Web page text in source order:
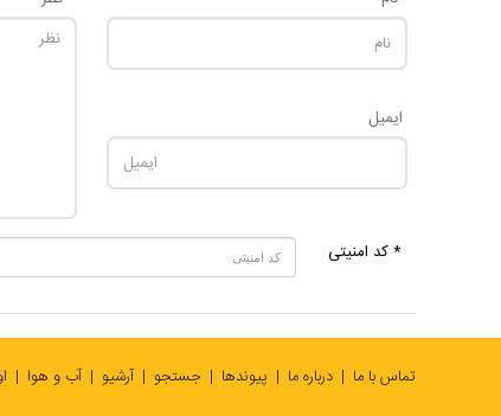
ایمیل
* کد امنیتی
تماس با ما درباره ما پیوندها جستجو آرشیو آب و هوا